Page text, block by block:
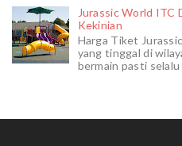
Jurassic World ITC
Kekinian
Harga Tiket
yang tinggal di
bermain pasti